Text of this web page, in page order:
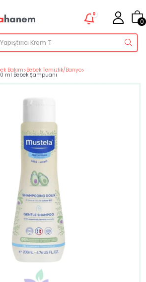
0
0
Bakım>Bebek Temizlik/Banyo>
ml Bebek Şampuanı